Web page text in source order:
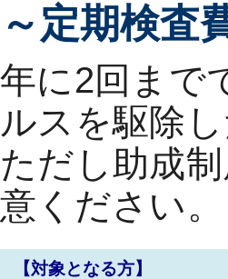
～定期検査
年に2回まで
ルスを駆除
ただし助成
意ください。
【対象となる方】